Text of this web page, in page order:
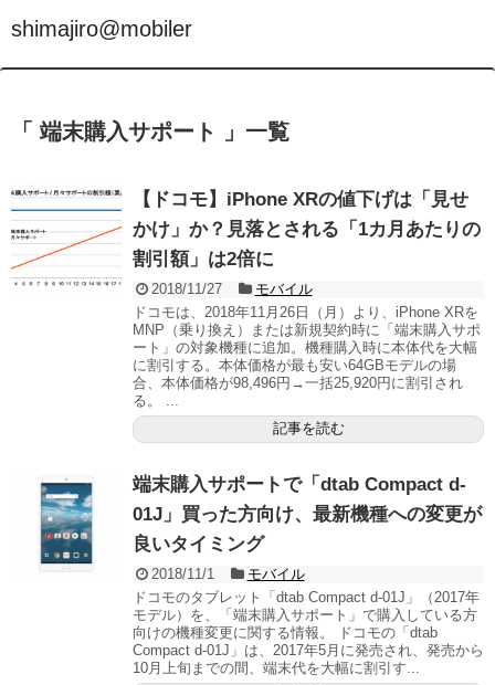
shimajiro@mobiler
「 端末購入サポート 」一覧
【ドコモ】iPhone XRの値下げは「見せ
かけ」か？見落とされる「1カ月あたりの
割引額」は2倍に
2018/11/27
モバイル
ドコモは、2018年11月26日（月）より、iPhone XRを
MNP（乗り換え）または新規契約時に「端末購入サポ
ート」の対象機種に追加。機種購入時に本体代を大幅
に割引する。本体価格が最も安い64GBモデルの場
合、本体価格が98,496円→一括25,920円に割引され
る。 ...
記事を読む
端末購入サポートで「dtab Compact d-
01J」買った方向け、最新機種への変更が
良いタイミング
2018/11/1
モバイル
ドコモのタブレット「dtab Compact d-01J」（2017年
モデル）を、「端末購入サポート」で購入している方
向けの機種変更に関する情報。 ドコモの「dtab
Compact d-01J」は、2017年5月に発売され、発売から
10月上旬までの間、端末代を大幅に割引す...